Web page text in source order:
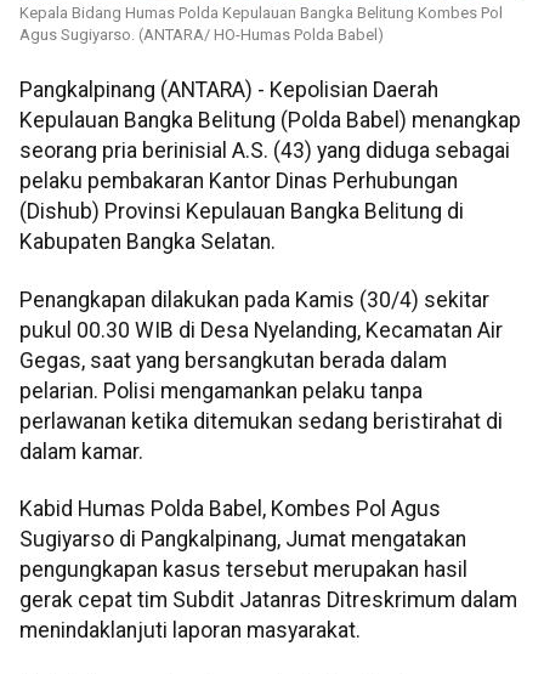
Kepala Bidang Humas Polda Kepulauan Bangka Belitung Kombes Pol
Agus Sugiyarso. (ANTARA/ HO-Humas Polda Babel)
Pangkalpinang (ANTARA) - Kepolisian Daerah
Kepulauan Bangka Belitung (Polda Babel) menangkap
seorang pria berinisial A.S. (43) yang diduga sebagai
pelaku pembakaran Kantor Dinas Perhubungan
(Dishub) Provinsi Kepulauan Bangka Belitung di
Kabupaten Bangka Selatan.
Penangkapan dilakukan pada Kamis (30/4) sekitar
pukul 00.30 WIB di Desa Nyelanding, Kecamatan Air
Gegas, saat yang bersangkutan berada dalam
pelarian. Polisi mengamankan pelaku tanpa
perlawanan ketika ditemukan sedang beristirahat di
dalam kamar.
Kabid Humas Polda Babel, Kombes Pol Agus
Sugiyarso di Pangkalpinang, Jumat mengatakan
pengungkapan kasus tersebut merupakan hasil
gerak cepat tim Subdit Jatanras Ditreskrimum dalam
menindaklanjuti laporan masyarakat.